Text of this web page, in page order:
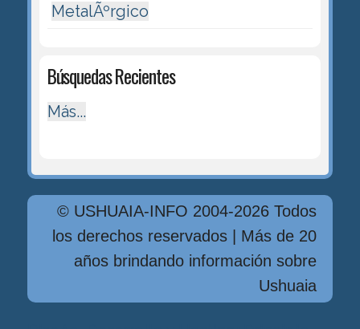
MetalÃºrgico
Búsquedas Recientes
Más...
© USHUAIA-INFO 2004-2026 Todos
los derechos reservados | Más de 20
años brindando información sobre
Ushuaia